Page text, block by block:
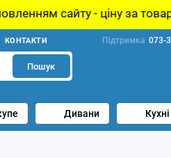
за товар уточнюйте у
КОНТАКТИ Підтримка 073-
Пошук
Дивани Кухні